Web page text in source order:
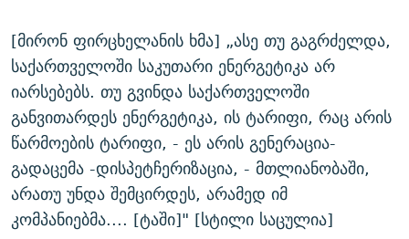
[მირონ ფირცხელანის ხმა] „ასე თუ გაგრძელდა,
საქართველოში საკუთარი ენერგეტიკა არ
იარსებებს. თუ გვინდა საქართველოში
განვითარდეს ენერგეტიკა, ის ტარიფი, რაც არის
წარმოების ტარიფი, - ეს არის გენერაცია-
გადაცემა -დისპეტჩერიზაცია, - მთლიანობაში,
არათუ უნდა შემცირდეს, არამედ იმ
კომპანიებმა.... [ტაში]" [სტილი საცულია]